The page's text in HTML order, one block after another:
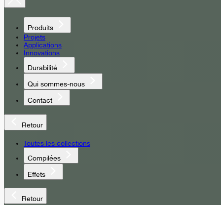
Produits
Projets
Applications
Innovations
Durabilité
Qui sommes-nous
Contact
Retour
Toutes les collections
Compilées
Effets
Retour